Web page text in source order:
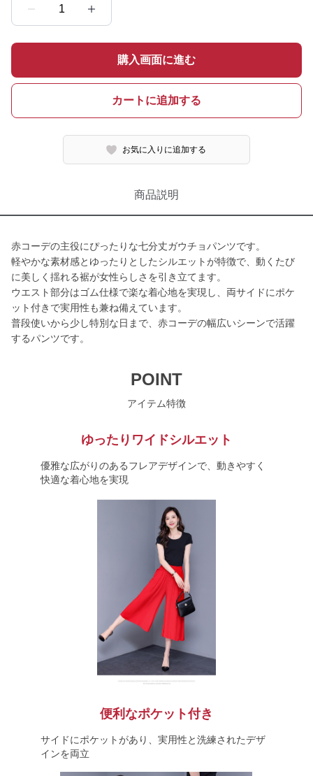
1
購入画面に進む
カートに追加する
お気に入りに追加する
商品説明
赤コーデの主役にぴったりな七分丈ガウチョパンツです。
軽やかな素材感とゆったりとしたシルエットが特徴で、動くたび
に美しく揺れる裾が女性らしさを引き立てます。
ウエスト部分はゴム仕様で楽な着心地を実現し、両サイドにポケ
ット付きで実用性も兼ね備えています。
普段使いから少し特別な日まで、赤コーデの幅広いシーンで活躍
するパンツです。
POINT
アイテム特徴
ゆったりワイドシルエット
優雅な広がりのあるフレアデザインで、動きやすく
快適な着心地を実現
便利なポケット付き
サイドにポケットがあり、実用性と洗練されたデザ
インを両立